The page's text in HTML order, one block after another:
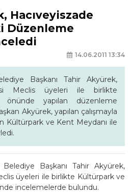
Hacıveyiszade
Düzenleme
14.06.2011 13:34
Başkanı Tahir Akyürek,
Meclis üyeleri ile birlikte
önünde yapılan düzenleme
Akyürek, yapılan çalışmayla
Kültürpark ve Kent Meydanı ile
Başkanı Tahir Akyürek,
üyeleri ile birlikte Kültürpark ve
incelemelerde bulundu.